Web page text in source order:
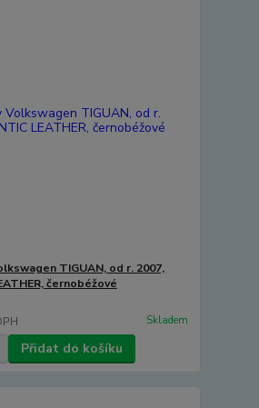
TIGUAN, od r. 2007,
černobéžové
Skladem
Přidat do košíku